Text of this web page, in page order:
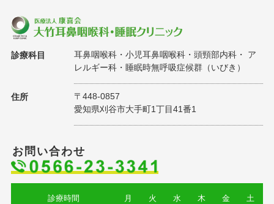
診療科目 耳鼻咽喉科・小児耳鼻咽喉科・頭頸部内科・
ア
レルギー科・睡眠時無呼吸症候群（いびき）
住所
〒448-0857
愛知県刈谷市大手町1丁目41番1
お問い合わせ
診療時間 月 火 水 木 金 土